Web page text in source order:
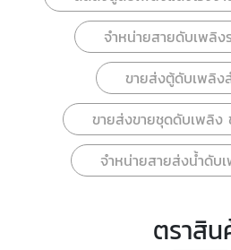
จำหน่ายสายดับเพลิง
ขายส่งตู้ดับเพลิง
ขายส่งขายชุดดับเพลิ
จำหน่ายสายส่งน้ำดับ
ตราสิน